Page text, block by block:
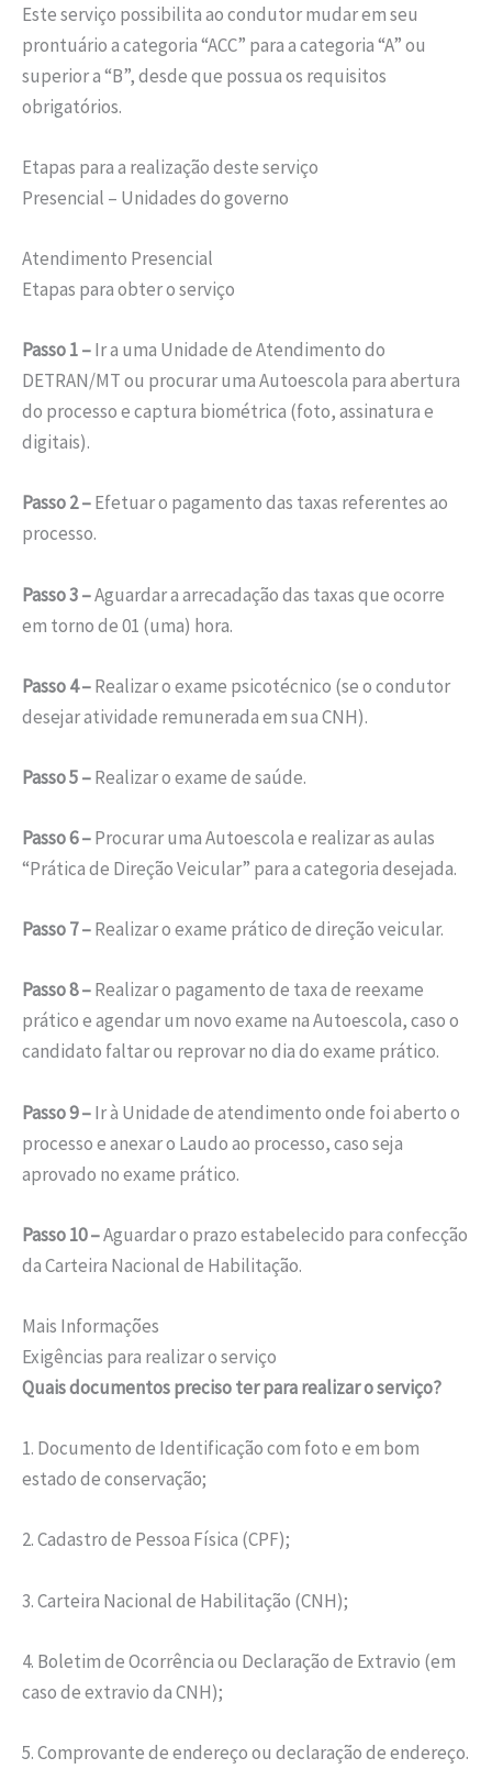
Este serviço possibilita ao condutor mudar em seu
prontuário a categoria “ACC” para a categoria “A” ou
superior a “B”, desde que possua os requisitos
obrigatórios.
Etapas para a realização deste serviço
Presencial – Unidades do governo
Atendimento Presencial
Etapas para obter o serviço
Passo 1 –Ir a uma Unidade de Atendimento do
DETRAN/MT ou procurar uma Autoescola para abertura
do processo e captura biométrica (foto, assinatura e
digitais).
Passo 2 –Efetuar o pagamento das taxas referentes ao
processo.
Passo 3 –Aguardar a arrecadação das taxas que ocorre
em torno de 01 (uma) hora.
Passo 4 –Realizar o exame psicotécnico (se o condutor
desejar atividade remunerada em sua CNH).
Passo 5 –Realizar o exame de saúde.
Passo 6 –Procurar uma Autoescola e realizar as aulas
“Prática de Direção Veicular” para a categoria desejada.
Passo 7 –Realizar o exame prático de direção veicular.
Passo 8 –Realizar o pagamento de taxa de reexame
prático e agendar um novo exame na Autoescola, caso o
candidato faltar ou reprovar no dia do exame prático.
Passo 9 –Ir à Unidade de atendimento onde foi aberto o
processo e anexar o Laudo ao processo, caso seja
aprovado no exame prático.
Passo 10 –Aguardar o prazo estabelecido para confecção
da Carteira Nacional de Habilitação.
Mais Informações
Exigências para realizar o serviço
Quais documentos preciso ter para realizar o serviço?
1. Documento de Identificação com foto e em bom
estado de conservação;
2. Cadastro de Pessoa Física (CPF);
3. Carteira Nacional de Habilitação (CNH);
4. Boletim de Ocorrência ou Declaração de Extravio (em
caso de extravio da CNH);
5. Comprovante de endereço ou declaração de endereço.